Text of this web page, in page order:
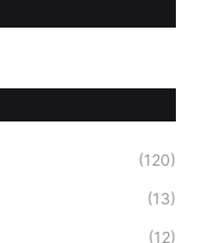
(120)
(13)
(12)